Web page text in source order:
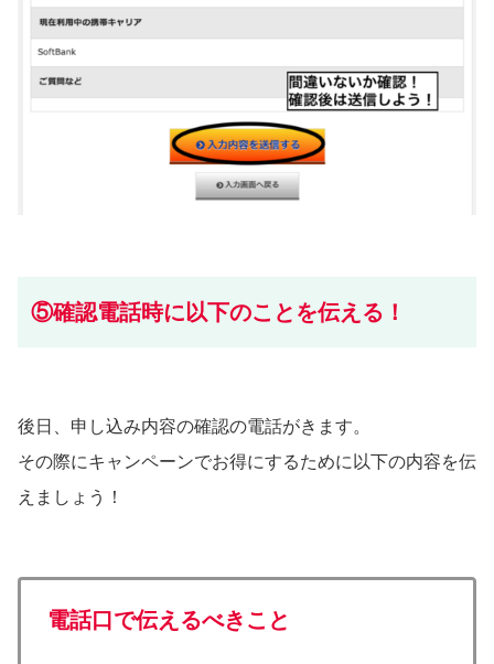
⑤確認電話時に以下のことを伝える！
後日、申し込み内容の確認の電話がきます。
その際にキャンペーンでお得にするために以下の内容を伝
えましょう！
電話口で伝えるべきこと